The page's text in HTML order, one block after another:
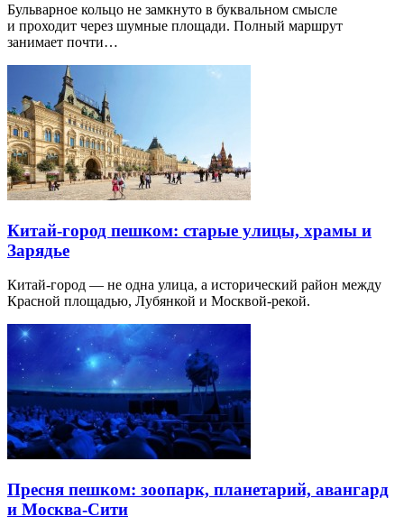
Бульварное кольцо не замкнуто в буквальном смысле
и проходит через шумные площади. Полный маршрут
занимает почти…
Китай-город пешком: старые улицы, храмы и
Зарядье
Китай-город — не одна улица, а исторический район между
Красной площадью, Лубянкой и Москвой-рекой.
Пресня пешком: зоопарк, планетарий, авангард
и Москва-Сити